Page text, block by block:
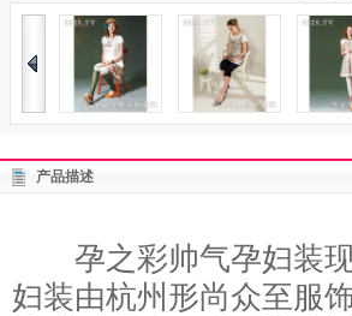
产品描述
孕之彩帅气孕妇装现
妇装由杭州形尚众至服